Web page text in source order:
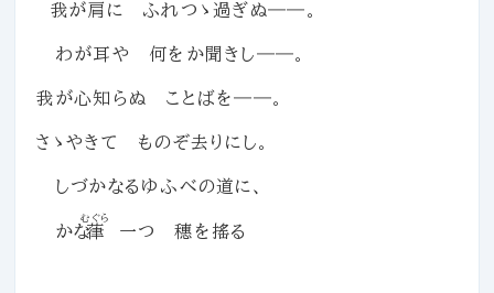
我が肩に ふれつゝ過ぎぬ――。
わが耳や 何をか聞きし――。
我が心知らぬ ことばを――。
さゝやきて ものぞ去りにし。
しづかなるゆふべの道に、
かな葎
むぐら
一つ 穗を搖る